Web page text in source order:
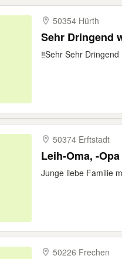
50354 Hürth
Sehr Dringend
‼️Sehr Sehr
50374 Erftstadt
Leih-Oma, -
Junge liebe Familie
50226 Frechen